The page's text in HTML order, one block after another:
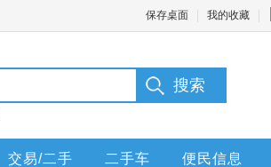
保存桌面 我的收藏
交易/二手 二手车 便民信息